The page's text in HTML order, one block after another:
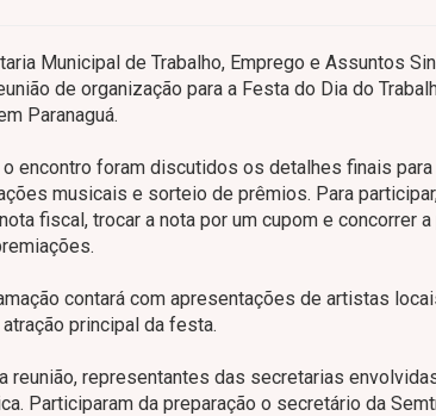
Municipal de Trabalho, Emprego e Assuntos
de organização para a Festa do Dia do
Paranaguá.
o encontro foram discutidos os detalhes finais
musicais e sorteio de prêmios. Para
fiscal, trocar a nota por um cupom e
contará com apresentações de artistas
atração principal da festa.
reunião, representantes das secretarias
Participaram da preparação o secretário da